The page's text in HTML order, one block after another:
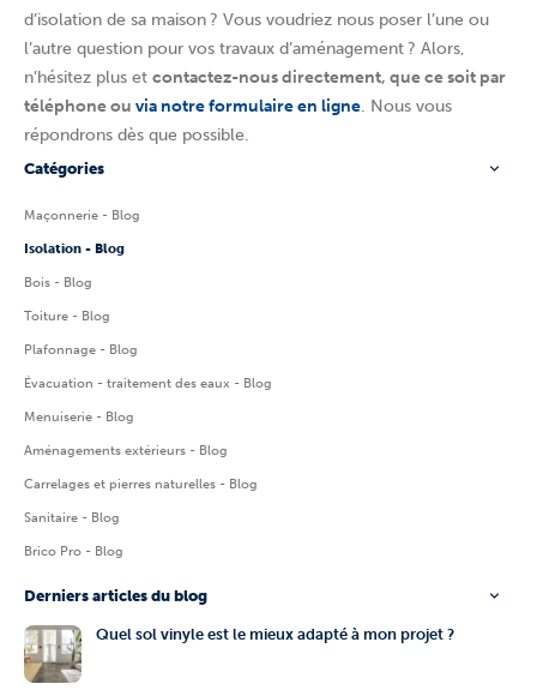
d’isolation de sa maison ? Vous voudriez nous poser l’une ou
l’autre question pour vos travaux d’aménagement ? Alors,
n’hésitez plus et contactez-nous directement, que ce soit par
téléphone ou via notre formulaire en ligne. Nous vous
répondrons dès que possible.
Catégories
Maçonnerie - Blog
Isolation - Blog
Bois - Blog
Toiture - Blog
Plafonnage - Blog
Évacuation - traitement des eaux - Blog
Menuiserie - Blog
Aménagements extérieurs - Blog
Carrelages et pierres naturelles - Blog
Sanitaire - Blog
Brico Pro - Blog
Derniers articles du blog
Quel sol vinyle est le mieux adapté à mon projet ?